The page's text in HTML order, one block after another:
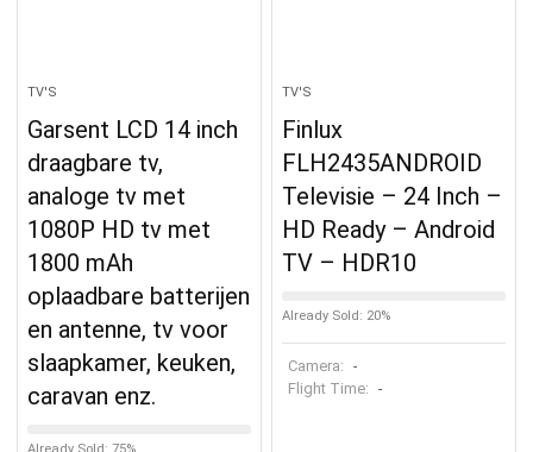
TV'S
Garsent LCD 14 inch
draagbare tv,
analoge tv met
1080P HD tv met
1800 mAh
oplaadbare batterijen
en antenne, tv voor
slaapkamer, keuken,
caravan enz.
TV'S
Finlux
FLH2435ANDROID
Televisie – 24 Inch –
HD Ready – Android
TV – HDR10
Already Sold: 20%
Camera: -
Flight Time: -